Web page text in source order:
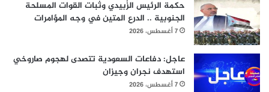
حكمة الرئيس الزُبيدي وثبات القوات المسلحة
الجنوبية .. الدرع المتين في وجه المؤامرات
7 أغسطس، 2026
عاجل: دفاعات السعودية تتصدى لهجوم صاروخي
استهدف نجران وجيزان
7 أغسطس، 2026